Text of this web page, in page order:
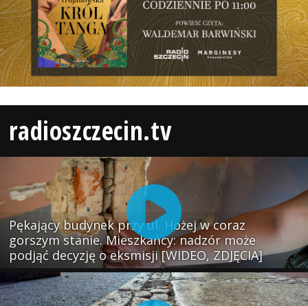
radioszczecin.tv
Pękający budynek przy ul. Hożej w coraz
gorszym stanie. Mieszkańcy: nadzór może
podjąć decyzję o eksmisji [WIDEO, ZDJĘCIA]